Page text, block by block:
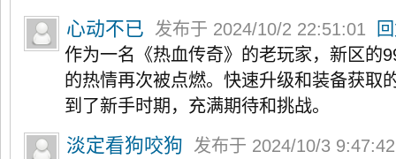
心动不已 发布于 2024/10/2 22:51:01
作为一名《热血传奇》的老玩家，新区的
的热情再次被点燃。快速升级和装备获取
到了新手时期，充满期待和挑战。
淡定看狗咬狗
发布于 2024/10/3